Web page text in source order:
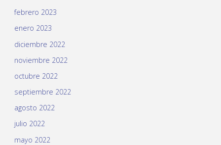
febrero 2023
enero 2023
diciembre 2022
noviembre 2022
octubre 2022
septiembre 2022
agosto 2022
julio 2022
mayo 2022